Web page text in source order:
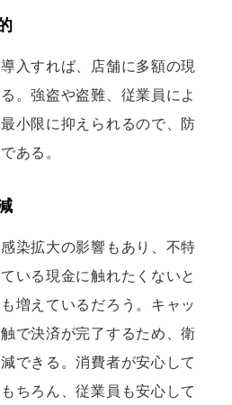
入すれば、店舗に多額の現
。強盗や盗難、従業員によ
小限に抑えられるので、防
ある。
染拡大の影響もあり、不特
いる現金に触れたくないと
増えているだろう。キャッ
で決済が完了するため、衛
できる。消費者が安心して
ちろん、従業員も安心して